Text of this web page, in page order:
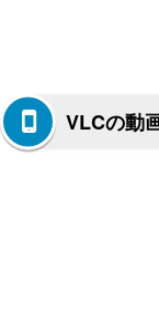
VLCの動